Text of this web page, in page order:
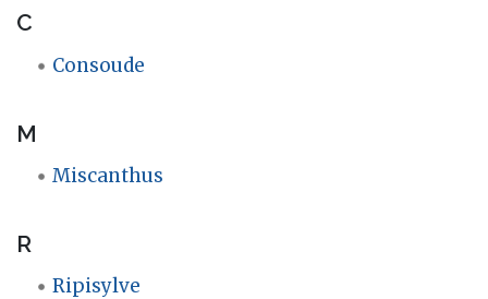
C
Consoude
M
Miscanthus
R
Ripisylve